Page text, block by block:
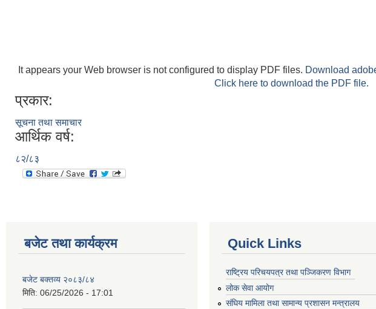
It appears your Web browser is not configured to display PDF files. Download
Click here to download the PDF file.
प्रकार:
सूचना तथा समाचार
आर्थिक वर्ष:
८२/८३
बजेट तथा कार्यक्रम
बजेट बक्तव्य २०८३/८४
मिति: 06/25/2026 - 17:01
Quick Links
राष्ट्रिय परिचयपत्र तथा पञ्जिकरण विभाग
लोक सेवा आयोग
संघिय मामिला तथा सामान्य प्रशासन मन्त्रालय